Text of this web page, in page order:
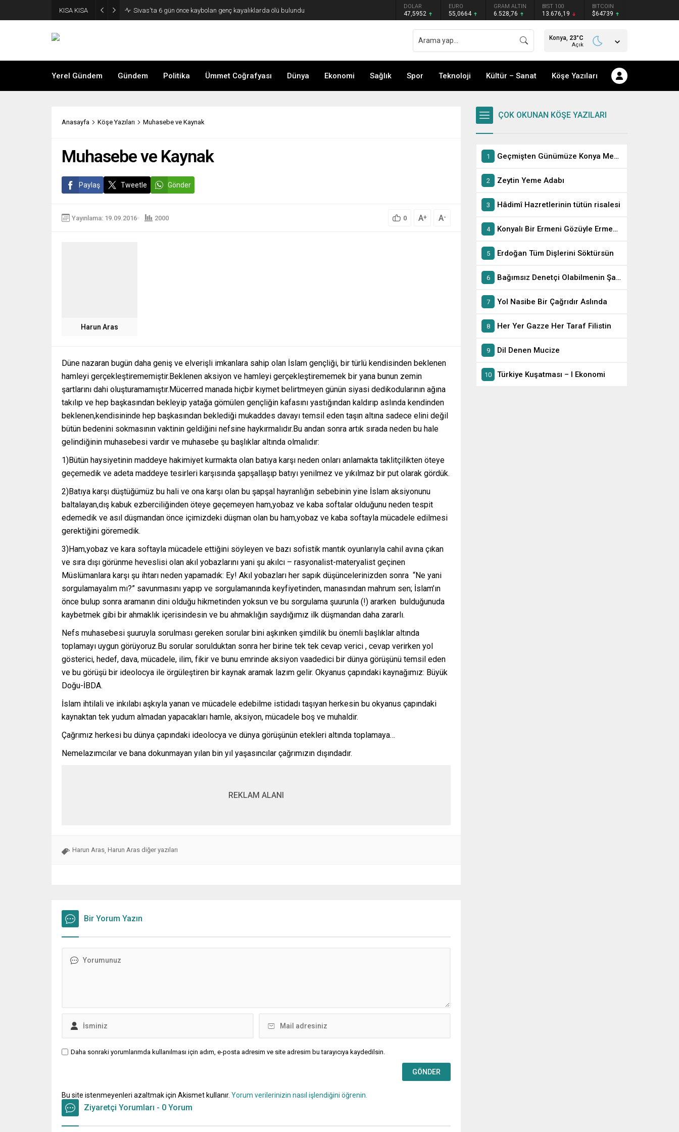
KISA KISA Sivas'ta 6 gün önce kaybolan genç kayalıklarda ölü bulundu DOLAR
47,5952
EURO
55,0664
GRAM ALTIN
6.528,76
BIST 100
13.676,19
BITCOIN
$64739
Konya, 23°C
Açık
Yerel Gündem Gündem Politika Ümmet Coğrafyası Dünya Ekonomi Sağlık Spor Teknoloji Kültür – Sanat Köşe Yazıları
Anasayfa Köşe Yazıları Muhasebe ve Kaynak
Muhasebe ve Kaynak
Paylaş Tweetle Gönder
Yayınlama: 19.09.2016 2000 0 A+ A-
Harun Aras
Düne nazaran bugün daha geniş ve elverişli imkanlara sahip olan İslam gençliği, bir türlü kendisinden beklenen
hamleyi gerçekleştirememiştir.Beklenen aksiyon ve hamleyi gerçekleştirememek bir yana bunun zemin
şartlarını dahi oluşturamamıştır.Mücerred manada hiçbir kıymet belirtmeyen günün siyasi dedikodularının ağına
takılıp ve hep başkasından bekleyip yatağa gömülen gençliğin kafasını yastığından kaldırıp aslında kendinden
beklenen,kendisininde hep başkasından beklediği mukaddes davayı temsil eden taşın altına sadece elini değil
bütün bedenini sokmasının vaktinin geldiğini nefsine haykırmalıdır.Bu andan sonra artık sırada neden bu hale
gelindiğinin muhasebesi vardır ve muhasebe şu başlıklar altında olmalıdır:
1)Bütün haysiyetinin maddeye hakimiyet kurmakta olan batıya karşı neden onları anlamakta taklitçilikten öteye
geçemedik ve adeta maddeye tesirleri karşısında şapşallaşıp batıyı yenilmez ve yıkılmaz bir put olarak gördük.
2)Batıya karşı düştüğümüz bu hali ve ona karşı olan bu şapşal hayranlığın sebebinin yine İslam aksiyonunu
baltalayan,dış kabuk ezberciliğinden öteye geçemeyen ham,yobaz ve kaba softalar olduğunu neden tespit
edemedik ve asıl düşmandan önce içimizdeki düşman olan bu ham,yobaz ve kaba softayla mücadele edilmesi
gerektiğini göremedik.
3)Ham,yobaz ve kara softayla mücadele ettiğini söyleyen ve bazı sofistik mantık oyunlarıyla cahil avına çıkan
ve sıra dışı görünme heveslisi olan akıl yobazlarını yani şu akılcı – rasyonalist-materyalist geçinen
Müslümanlara karşı şu ihtarı neden yapamadık: Ey! Akıl yobazları her sapık düşüncelerinizden sonra “Ne yani
sorgulamayalım mı?” savunmasını yapıp ve sorgulamanında keyfiyetinden, manasından mahrum sen; İslam’ın
önce bulup sonra aramanın dini olduğu hikmetinden yoksun ve bu sorgulama şuurunla (!) ararken bulduğunuda
kaybetmek gibi bir ahmaklık içerisindesin ve bu ahmaklığın saydığımız ilk düşmandan daha zararlı.
Nefs muhasebesi şuuruyla sorulması gereken sorular bini aşkınken şimdilik bu önemli başlıklar altında
toplamayı uygun görüyoruz.Bu sorular sorulduktan sonra her birine tek tek cevap verici , cevap verirken yol
gösterici, hedef, dava, mücadele, ilim, fikir ve bunu emrinde aksiyon vaadedici bir dünya görüşünü temsil eden
ve bu görüşü bir ideolocya ile örgüleştiren bir kaynak aramak lazım gelir. Okyanus çapındaki kaynağımız: Büyük
Doğu-İBDA.
İslam ihtilali ve inkılabı aşkıyla yanan ve mücadele edebilme istidadı taşıyan herkesin bu okyanus çapındaki
kaynaktan tek yudum almadan yapacakları hamle, aksiyon, mücadele boş ve muhaldir.
Çağrımız herkesi bu dünya çapındaki ideolocya ve dünya görüşünün etekleri altında toplamaya…
Nemelazımcılar ve bana dokunmayan yılan bin yıl yaşasıncılar çağrımızın dışındadır.
REKLAM ALANI
Harun Aras, Harun Aras diğer yazıları
Bir Yorum Yazın
Daha sonraki yorumlarımda kullanılması için adım, e-posta adresim ve site adresim bu tarayıcıya kaydedilsin.
Bu site istenmeyenleri azaltmak için Akismet kullanır. Yorum verilerinizin nasıl işlendiğini öğrenin.
Ziyaretçi Yorumları - 0 Yorum
ÇOK OKUNAN KÖŞE YAZILARI
Geçmişten Günümüze Konya Meczupları
Zeytin Yeme Adabı
Hâdimî Hazretlerinin tütün risalesi
Konyalı Bir Ermeni Gözüyle Ermeni Soykırımı
Erdoğan Tüm Dişlerini Söktürsün
Bağımsız Denetçi Olabilmenin Şartları
Yol Nasibe Bir Çağrıdır Aslında
Her Yer Gazze Her Taraf Filistin
Dil Denen Mucize
Türkiye Kuşatması – I Ekonomi